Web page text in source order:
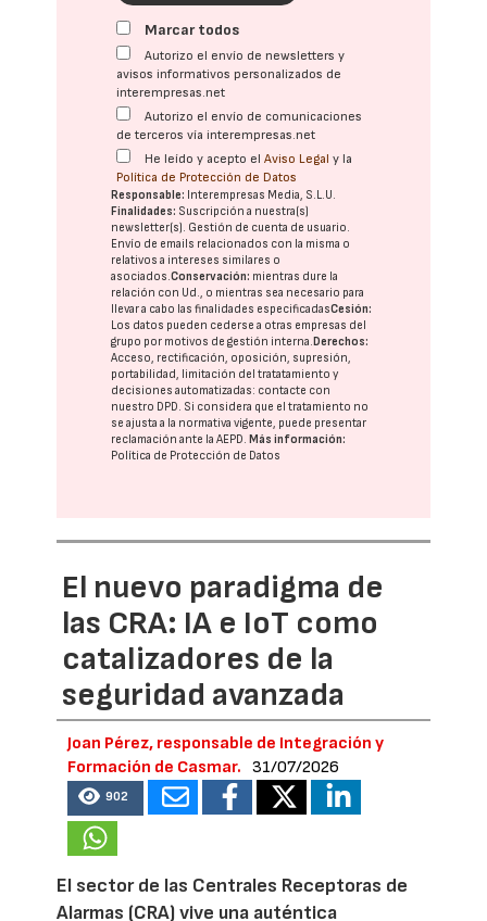
Marcar todos
Autorizo el envío de newsletters y
avisos informativos personalizados de
interempresas.net
Autorizo el envío de comunicaciones
de terceros vía interempresas.net
He leído y acepto elAviso Legal y la
Política de Protección de Datos
Responsable: Interempresas Media, S.L.U.
Finalidades: Suscripción a nuestra(s)
newsletter(s). Gestión de cuenta de usuario.
Envío de emails relacionados con la misma o
relativos a intereses similares o
asociados.Conservación: mientras dure la
relación con Ud., o mientras sea necesario para
llevar a cabo las finalidades especificadasCesión:
Los datos pueden cederse a otras empresas del
grupo por motivos de gestión interna.Derechos:
Acceso, rectificación, oposición, supresión,
portabilidad, limitación del tratatamiento y
decisiones automatizadas: contacte con
nuestro DPD. Si considera que el tratamiento no
se ajusta a la normativa vigente, puede presentar
reclamación ante laAEPD.Más información:
Política de Protección de Datos
El nuevo paradigma de
las CRA: IA e IoT como
catalizadores de la
seguridad avanzada
Joan Pérez, responsable de Integración y
Formación de Casmar.
31/07/2026
902
El sector de las Centrales Receptoras de
Alarmas (CRA) vive una auténtica